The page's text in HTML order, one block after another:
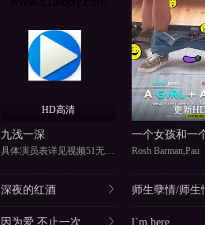
HD高清
九浅一深
具体演员表详见视频51无敌电影
更新
一个女孩和一
Rosh Barman,Pau
深夜的红酒 师生孽情/师生
因为爱 不止一次 l`m here